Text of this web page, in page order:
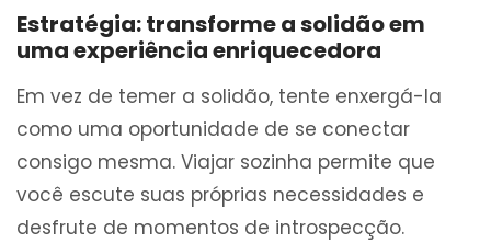
Estratégia: transforme a solidão em
uma experiência enriquecedora
Em vez de temer a solidão, tente enxergá-la
como uma oportunidade de se conectar
consigo mesma. Viajar sozinha permite que
você escute suas próprias necessidades e
desfrute de momentos de introspecção.